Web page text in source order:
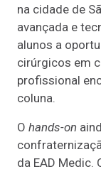
na cidade de
avançada e
alunos a
cirúrgicos em
profissional
coluna.
O hands-on
da EAD Medic.